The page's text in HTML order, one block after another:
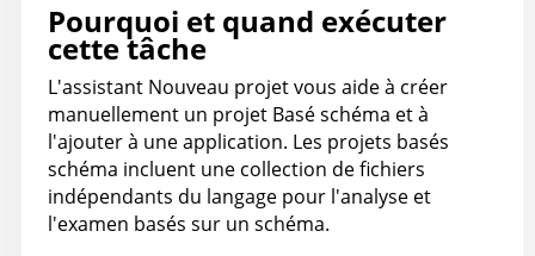
Pourquoi et quand exécuter
cette tâche
L'assistant Nouveau projet vous aide à créer
manuellement un projet Basé schéma et à
l'ajouter à une application. Les projets basés
schéma incluent une collection de fichiers
indépendants du langage pour l'analyse et
l'examen basés sur un schéma.